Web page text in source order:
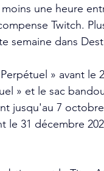
une heure
Twitch.
semaine dans
» avant le
» et le sac
jusqu'au 7
le 31 décembre